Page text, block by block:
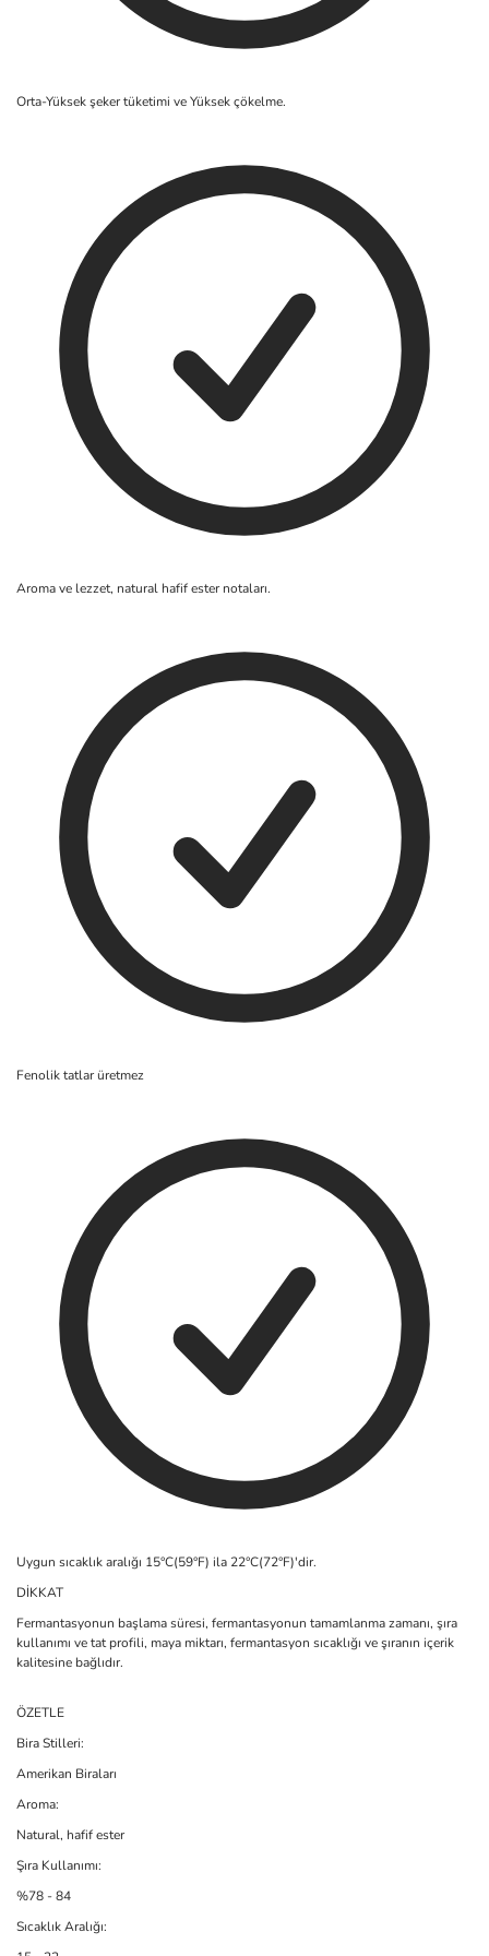
Orta-Yüksek şeker tüketimi ve Yüksek çökelme.
Aroma ve lezzet, natural hafif ester notaları.
Fenolik tatlar üretmez
Uygun sıcaklık aralığı 15°C(59°F) ila 22°C(72°F)'dir.
DİKKAT
Fermantasyonun başlama süresi, fermantasyonun tamamlanma zamanı, şıra
kullanımı ve tat profili, maya miktarı, fermantasyon sıcaklığı ve şıranın içerik
kalitesine bağlıdır.
ÖZETLE
Bira Stilleri:
Amerikan Biraları
Aroma:
Natural, hafif ester
Şıra Kullanımı:
%78 - 84
Sıcaklık Aralığı: